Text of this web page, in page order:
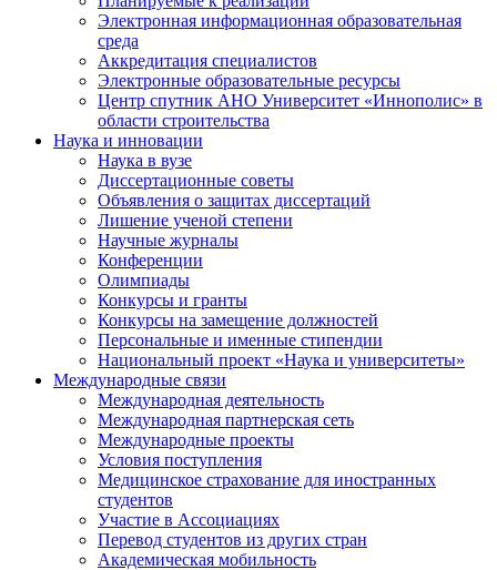
Электронная информационная образовательная
среда
Аккредитация специалистов
Электронные образовательные ресурсы
Центр спутник АНО Университет «Иннополис» в
области строительства
Наука и инновации
Наука в вузе
Диссертационные советы
Объявления о защитах диссертаций
Лишение ученой степени
Научные журналы
Конференции
Олимпиады
Конкурсы и гранты
Конкурсы на замещение должностей
Персональные и именные стипендии
Национальный проект «Наука и университеты»
Международные связи
Международная деятельность
Международная партнерская сеть
Международные проекты
Условия поступления
Медицинское страхование для иностранных
студентов
Участие в Ассоциациях
Перевод студентов из других стран
Академическая мобильность